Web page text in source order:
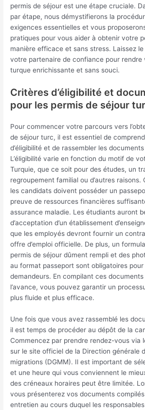
permis de séjour est une étape cruciale.
par étape, nous démystifierons la
exigences essentielles et vous
pratiques pour vous aider à obtenir votre
manière efficace et sans stress. Laissez
votre partenaire de confiance pour rendre
turque enrichissante et sans souci.
Critères d’éligibilité et
pour les permis de séjour
Pour commencer votre parcours vers
de séjour turc, il est essentiel de
d’éligibilité et de rassembler les
L’éligibilité varie en fonction du motif de
Turquie, que ce soit pour des études, un
regroupement familial ou d’autres raisons.
les candidats doivent posséder un
preuve de ressources financières
assurance maladie. Les étudiants auront
d’acceptation d’un établissement
que les employés devront fournir un
offre d’emploi officielle. De plus, un
permis de séjour dûment rempli et des
au format passeport sont obligatoires
demandeurs. En compilant ces documents
l’avance, vous pouvez garantir un
plus fluide et plus efficace.
Une fois que vous avez rassemblé les
il est temps de procéder au dépôt de la
Commencez par prendre rendez-vous via
sur le site officiel de la Direction générale
migrations (DGMM). Il est important de
et une heure qui vous conviennent le
des créneaux horaires peut être limitée.
vous présenterez vos documents
entretien au cours duquel les